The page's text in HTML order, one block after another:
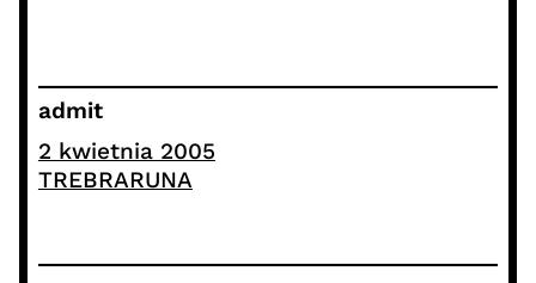
admit
2 kwietnia 2005
TREBRARUNA